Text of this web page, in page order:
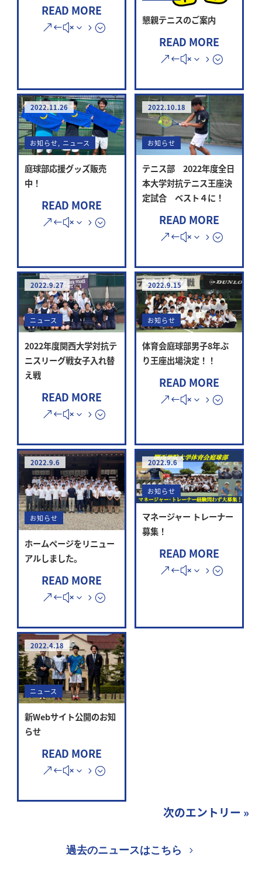
READ MORE
懇親テニスのご案内
READ MORE
2022.11.26
お知らせ, ニュース
庭球部応援グッズ販売
中！
READ MORE
2022.10.18
お知らせ
テニス部 2022年度全日
本大学対抗テニス王座決
定試合 ベスト４に！
READ MORE
2022.9.27
ニュース
2022年度関西大学対抗テ
ニスリーグ戦女子入れ替
え戦
READ MORE
2022.9.15
お知らせ
体育会庭球部男子8年ぶ
り王座出場決定！！
READ MORE
2022.9.6
お知らせ
ホームページをリニュー
アルしました。
READ MORE
2022.9.6
お知らせ
マネージャー トレーナー
募集！
READ MORE
2022.4.18
ニュース
新Webサイト公開のお知
らせ
READ MORE
次のエントリー »
過去のニュースはこちら